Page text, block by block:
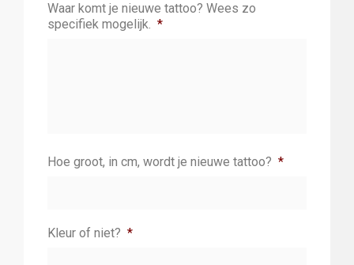
Waar komt je nieuwe tattoo? Wees zo
specifiek mogelijk. *
Hoe groot, in cm, wordt je nieuwe tattoo? *
Kleur of niet? *